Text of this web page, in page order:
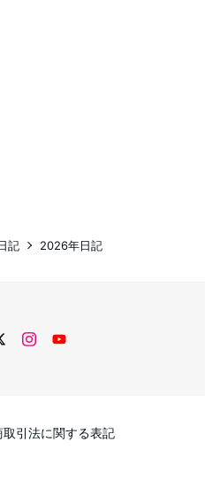
記 2026年日記
twitterinstagram
YouTube
取引法に関する表記